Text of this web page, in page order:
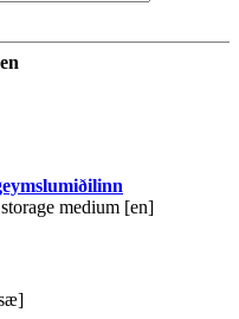
medium [en]